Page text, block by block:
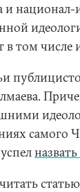
и
в том числе
самого